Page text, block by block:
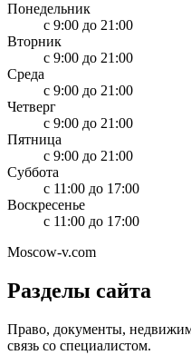
Понедельник
с 9:00 до 21:00
Вторник
с 9:00 до 21:00
Среда
с 9:00 до 21:00
Четверг
с 9:00 до 21:00
Пятница
с 9:00 до 21:00
Суббота
с 11:00 до 17:00
Воскресенье
с 11:00 до 17:00
Moscow-v.com
Разделы сайта
Право, документы,
связь со специалистом.